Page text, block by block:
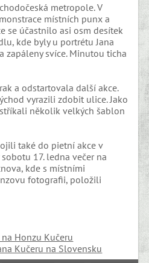
metropole. V
místních punx a
se účastnilo asi osm desítek
kde byly u portrétu Jana
zapáleny svíce. Minutou ticha
a odstartovala další akce.
vyrazili zdobit ulice. Jako
několik velkých šablon
také do pietní akce v
17. ledna večer na
kde s místními
fotografii, položili
Honzu Kučeru
Kučeru na Slovensku